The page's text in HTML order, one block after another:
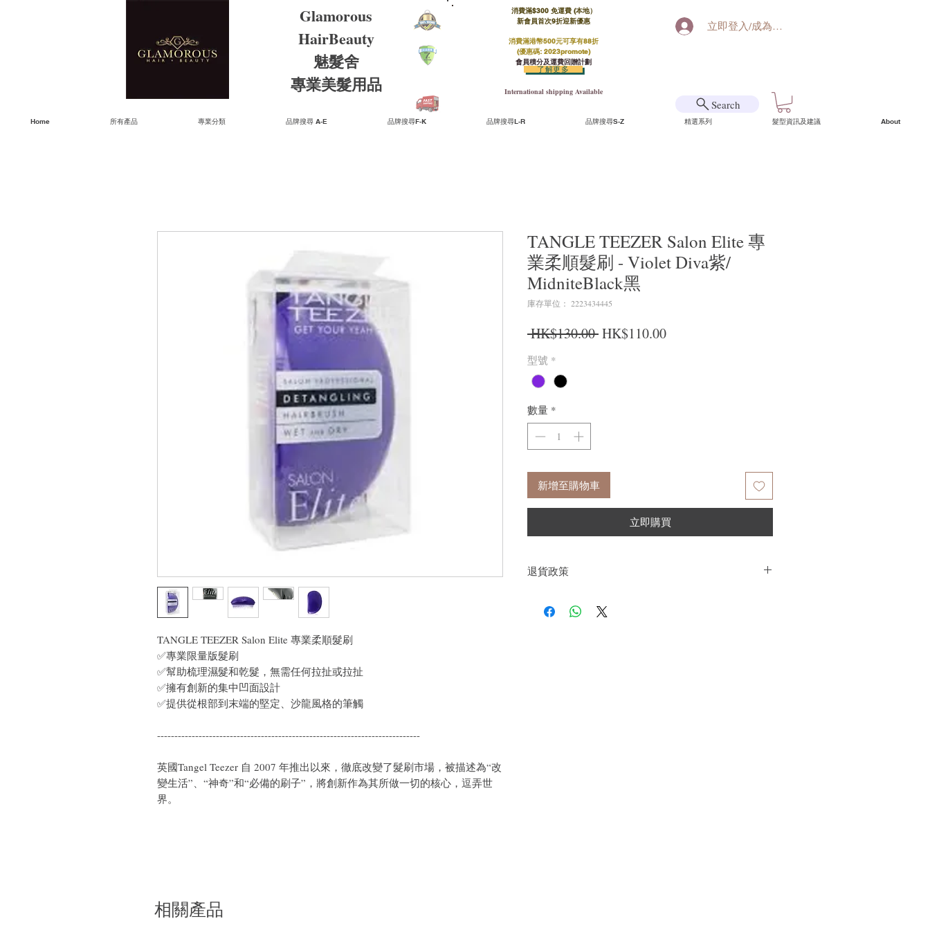
Glamorous
HairBeauty
魅髮舍
​​專業美髮用品
消費滿$300 免運費 (本地）​
新會員首次9折迎新優惠
消費滿港幣500元可享有88折
(優惠碼: 2023promote)
會員積分及運費回贈計劃
International shipping Available
了解更多
立即登入/成為會員
Search
Home 所有產品 專業分類 品牌搜尋 A-E 品牌搜尋F-K 品牌搜尋L-R 品牌搜尋S-Z 精選系列 髮型資訊及建議 About
TANGLE TEEZER Salon Elite 專業柔順髮刷
✅專業限量版髮刷
✅幫助梳理濕髮和乾髮，無需任何拉扯或拉扯
✅擁有創新的集中凹面設計
✅提供從根部到末端的堅定、沙龍風格的筆觸
----------------------------------------------------------------------------
英國Tangel Teezer 自 2007 年推出以來，徹底改變了髮刷市場，被描述為“改
變生活”、“神奇”和“必備的刷子”，將創新作為其所做一切的核心，逗弄世
界。
TANGLE TEEZER Salon Elite 專
業柔順髮刷 - Violet Diva紫/
MidniteBlack黑
庫存單位： 2223434445
HK$130.00 一般價格
HK$110.00促銷價格
型號 *
數量 *
新增至購物車
立即購買
退貨政策
戶。首先，您需要在收到我們的產品後的前7天內通過電子郵
相關產品